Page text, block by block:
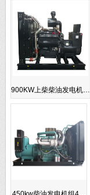
900KW上柴柴油发电机…